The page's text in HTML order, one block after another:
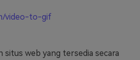
video-to-gif
situs web yang tersedia secara